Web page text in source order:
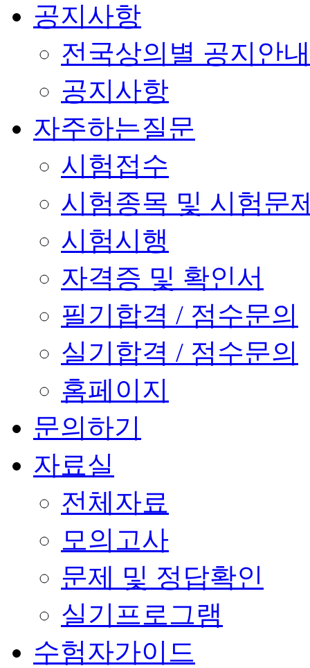
공지사항
전국상의별 공지안내
공지사항
자주하는질문
시험접수
시험종목 및 시험문
시험시행
자격증 및 확인서
필기합격 / 점수문의
실기합격 / 점수문의
홈페이지
문의하기
자료실
전체자료
모의고사
문제 및 정답확인
실기프로그램
수험자가이드